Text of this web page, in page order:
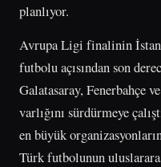
planlıyor.
Avrupa Ligi finalinin
futbolu açısından son
Galatasaray, Fenerbahçe
varlığını sürdürmeye
en büyük
Türk futbolunun